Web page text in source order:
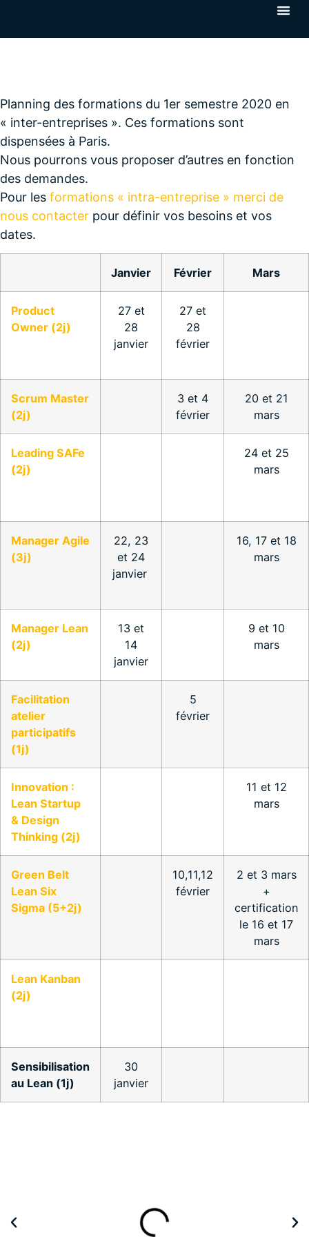
Planning des formations du 1er semestre 2020 en
« inter-entreprises ». Ces formations sont
dispensées à Paris.
Nous pourrons vous proposer d’autres en fonction
des demandes.
Pour les formations « intra-entreprise » merci de
nous contacter pour définir vos besoins et vos
dates.
Janvier Février Mars
Product
Owner (2j)
27 et
28
janvier
27 et
28
février
Scrum Master
(2j)
3 et 4
février
20 et 21
mars
Leading SAFe
(2j)
24 et 25
mars
Manager Agile
(3j)
22, 23
et 24
janvier
16, 17 et 18
mars
Manager Lean
(2j)
13 et
14
janvier
9 et 10
mars
Facilitation
atelier
participatifs
(1j)
5
février
Innovation :
Lean Startup
& Design
Thinking (2j)
11 et 12
mars
Green Belt
Lean Six
Sigma (5+2j)
10,11,12
février
2 et 3 mars
+
certification
le 16 et 17
mars
Lean Kanban
(2j)
Sensibilisation
au Lean (1j)
30
janvier